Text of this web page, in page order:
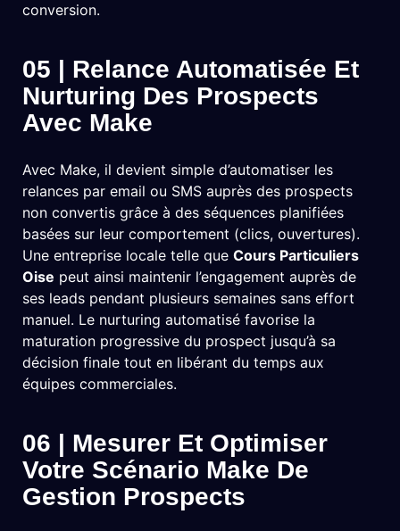
conversion.
05 | Relance Automatisée Et
Nurturing Des Prospects
Avec Make
Avec Make, il devient simple d’automatiser les
relances par email ou SMS auprès des prospects
non convertis grâce à des séquences planifiées
basées sur leur comportement (clics, ouvertures).
Une entreprise locale telle que Cours Particuliers
Oise peut ainsi maintenir l’engagement auprès de
ses leads pendant plusieurs semaines sans effort
manuel. Le nurturing automatisé favorise la
maturation progressive du prospect jusqu’à sa
décision finale tout en libérant du temps aux
équipes commerciales.
06 | Mesurer Et Optimiser
Votre Scénario Make De
Gestion Prospects